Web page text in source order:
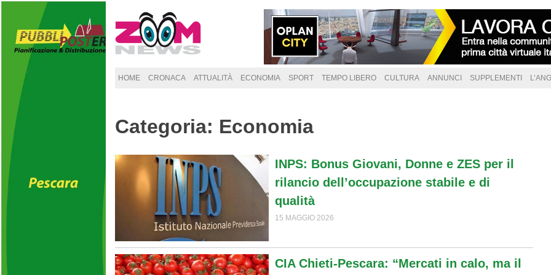
to
content
HOME CRONACA ATTUALITÀ ECONOMIA SPORT TEMPO LIBERO CULTURA ANNUNCI SUPPLEMENTI
Categoria: Economia
INPS: Bonus Giovani, Donne e ZES per il
rilancio dell’occupazione stabile e di
qualità
15 MAGGIO 2026
CIA Chieti-Pescara: “Mercati in calo, ma il